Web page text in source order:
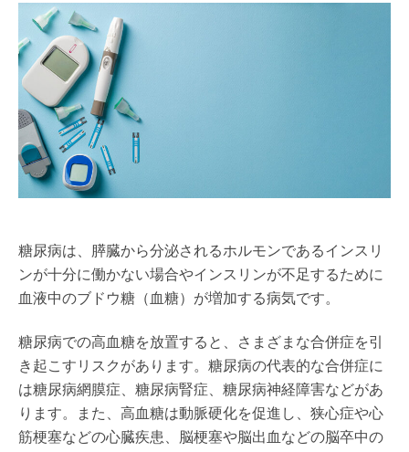
糖尿病は、膵臓から分泌されるホルモンであるインスリ
ンが十分に働かない場合やインスリンが不足するために
血液中のブドウ糖（血糖）が増加する病気です。
糖尿病での高血糖を放置すると、さまざまな合併症を引
き起こすリスクがあります。糖尿病の代表的な合併症に
は糖尿病網膜症、糖尿病腎症、糖尿病神経障害などがあ
ります。また、高血糖は動脈硬化を促進し、狭心症や心
筋梗塞などの心臓疾患、脳梗塞や脳出血などの脳卒中の